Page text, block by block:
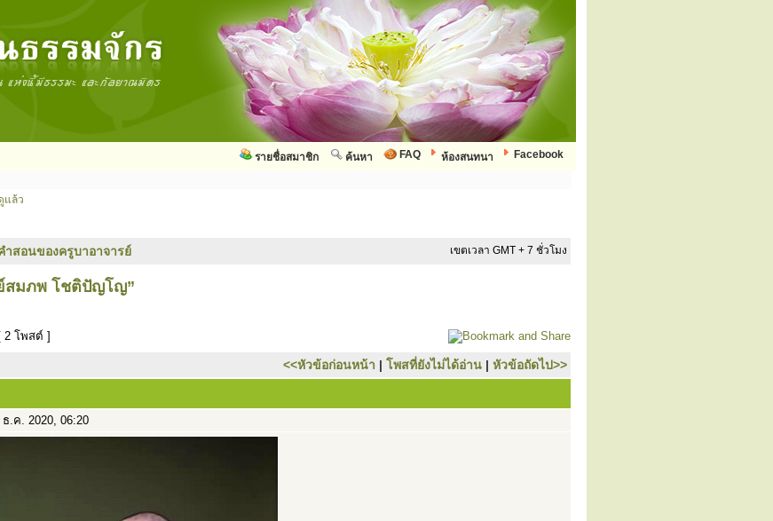
Facebook
ห้องสนทนา
FAQ
ค้นหา
รายชื่อสมาชิก
แล้ว
ำสอนของครูบาอาจารย์ เขตเวลา GMT + 7 ชั่วโมง
สมภพ โชติปัญโญ”
[ 2 โพสต์ ]
<<หัวข้อก่อนหน้า | โพสที่ยังไม่ได้อ่าน | หัวข้อถัดไป>>
ธ.ค. 2020, 06:20